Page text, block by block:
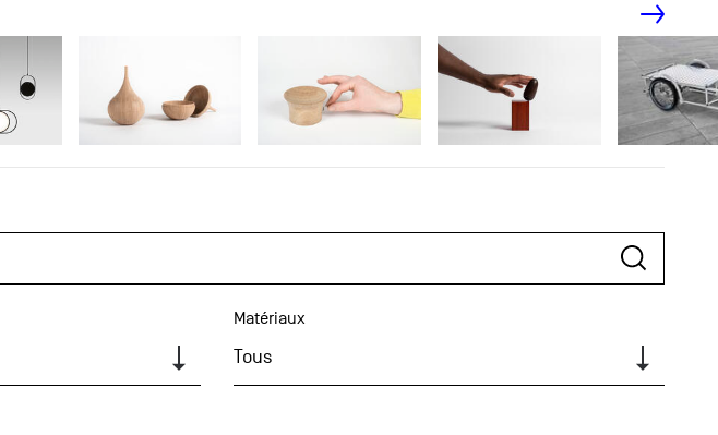
Matériaux
Tous